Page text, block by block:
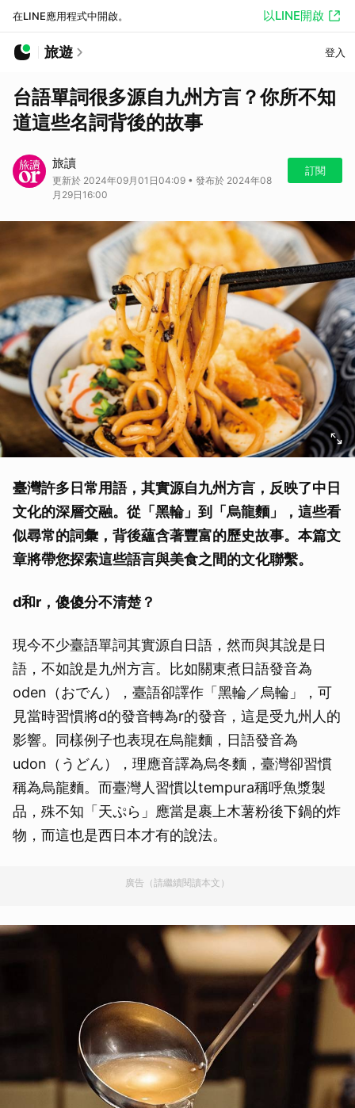
在LINE應用程式中開啟。 以LINE開啟
旅遊 登入
台語單詞很多源自九州方言？你所不知
道這些名詞背後的故事
旅讀
更新於 2024年09月01日04:09 • 發布於 2024年08
月29日16:00
訂閱
臺灣許多日常用語，其實源自九州方言，反映了中日
文化的深層交融。從「黑輪」到「烏龍麵」，這些看
似尋常的詞彙，背後蘊含著豐富的歷史故事。本篇文
章將帶您探索這些語言與美食之間的文化聯繫。
d和r，傻傻分不清楚？
現今不少臺語單詞其實源自日語，然而與其說是日
語，不如說是九州方言。比如關東煮日語發音為
oden（おでん），臺語卻譯作「黑輪／烏輪」，可
見當時習慣將d的發音轉為r的發音，這是受九州人的
影響。同樣例子也表現在烏龍麵，日語發音為
udon（うどん），理應音譯為烏冬麵，臺灣卻習慣
稱為烏龍麵。而臺灣人習慣以tempura稱呼魚漿製
品，殊不知「天ぷら」應當是裹上木薯粉後下鍋的炸
物，而這也是西日本才有的說法。
廣告（請繼續閱讀本文）